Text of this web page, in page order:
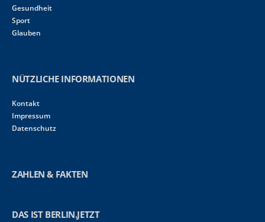
Gesundheit
Sport
Glauben
NÜTZLICHE INFORMATIONEN
Kontakt
Impressum
Datenschutz
ZAHLEN & FAKTEN
DAS IST BERLIN.JETZT